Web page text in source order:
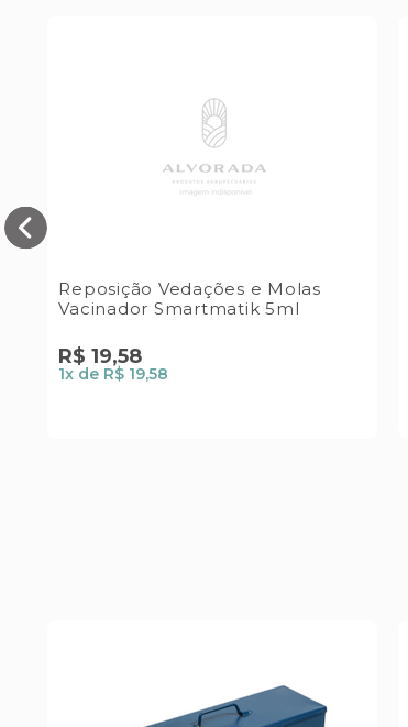
Reposição Vedações e Molas
Vacinador Smartmatik 5ml
R$ 19,58
1x de R$ 19,58